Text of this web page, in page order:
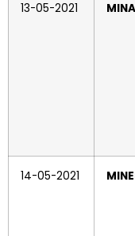
13-05-2021
14-05-2021